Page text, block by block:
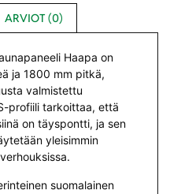
ARVIOT (0)
Haapa on
ja 1800 mm pitkä,
valmistettu
profiili tarkoittaa, että
on täyspontti, ja sen
yleisimmin
suomalainen